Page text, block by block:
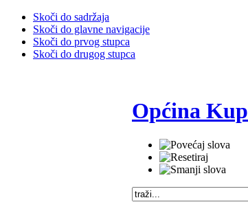
Skoči do sadržaja
Skoči do glavne navigacije
Skoči do prvog stupca
Skoči do drugog stupca
Općina